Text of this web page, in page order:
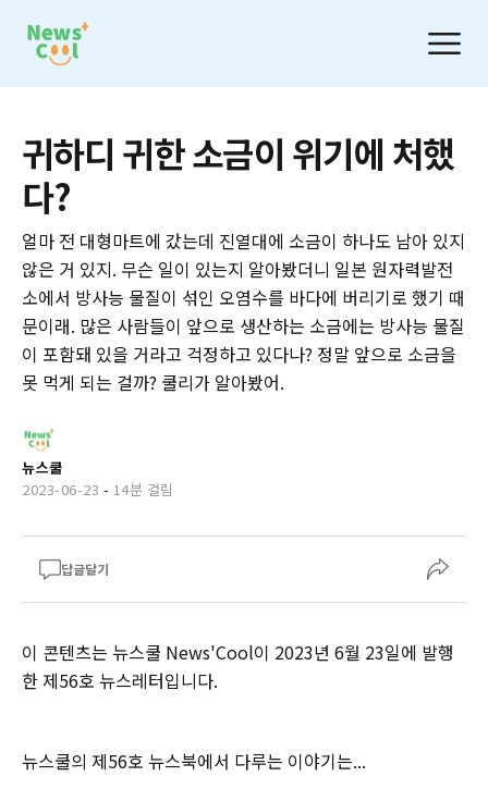
귀하디 귀한 소금이 위기에 처했
다?
얼마 전 대형마트에 갔는데 진열대에 소금이 하나도 남아 있지
않은 거 있지. 무슨 일이 있는지 알아봤더니 일본 원자력발전
소에서 방사능 물질이 섞인 오염수를 바다에 버리기로 했기 때
문이래. 많은 사람들이 앞으로 생산하는 소금에는 방사능 물질
이 포함돼 있을 거라고 걱정하고 있다나? 정말 앞으로 소금을
못 먹게 되는 걸까? 쿨리가 알아봤어.
뉴스쿨
2023-06-23 - 14분 걸림
답글달기
이 콘텐츠는 뉴스쿨 News'Cool이 2023년 6월 23일에 발행
한 제56호 뉴스레터입니다.‌
‌‌뉴스쿨의 제56호 뉴스북에서 다루는 이야기는...